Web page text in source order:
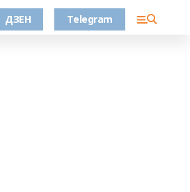
ДЗЕН Telegram